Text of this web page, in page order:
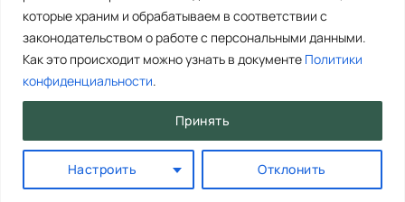
которые храним и обрабатываем в соответствии с
законодательством о работе с персональными данными.
Как это происходит можно узнать в документе Политики
конфиденциальности.
Настроить Отклонить
Принять
ООО «Файнекс» Республика Беларусь, 223056, Минская область,
Минский район, с/с Сеницкий, аг. Сеница, ул. Армейская, д. 8, пом. 4
(офис 2). Тел. контакт центра: +375 29 392 44 67 (Время работы: пн-пт. с
8.00 до 17.00). E-mail: info@fainex.by. Свидетельство о государственной
регистрации №692211253, выдано Минским райисполкомом 16.09.2022
ООО «Файнекс» является резидентом Парка высоких технологий
(свидетельство о регистрации № 0001657 от 01.07.2024)